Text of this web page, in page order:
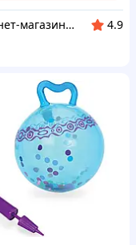
Інтернет-магазин дитячих товарів та іграшок Kids_play_shop
4.9